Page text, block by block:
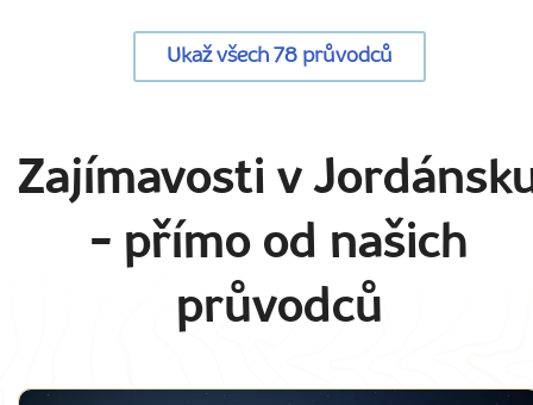
Ukaž všech 78 průvodců
Zajímavosti v
- přímo od našich
průvodců